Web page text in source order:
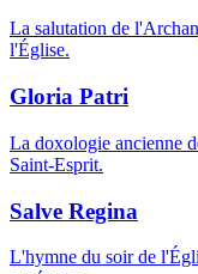
La salutation de
l'Église.
Gloria Patri
La doxologie ancienne
Saint-Esprit.
Salve Regina
L'hymne du soir de